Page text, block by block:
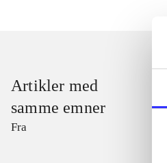
Artikler med
samme emner
Fra